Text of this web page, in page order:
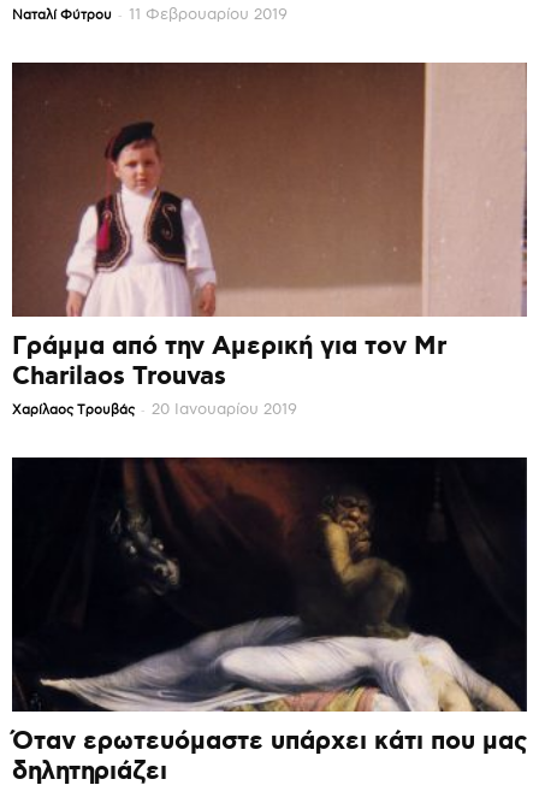
Ναταλί Φύτρου - 11 Φεβρουαρίου 2019
Γράμμα από την Αμερική για τον Mr
Charilaos Trouvas
Χαρίλαος Τρουβάς - 20 Ιανουαρίου 2019
Όταν ερωτευόμαστε υπάρχει κάτι που μας
δηλητηριάζει